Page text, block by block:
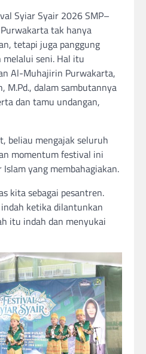
Syiar Syair 2026 SMP–
tak hanya
tetapi juga panggung
seni. Hal itu
Al-Muhajirin Purwakarta,
M.Pd., dalam sambutannya
dan tamu undangan,
beliau mengajak seluruh
momentum festival ini
yang membahagiakan.
kita sebagai pesantren.
ketika dilantunkan
itu indah dan menyukai